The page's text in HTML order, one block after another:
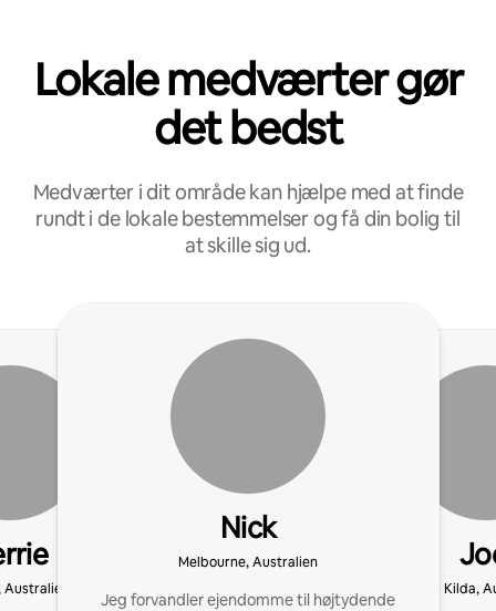
Lokale medværter gør
det bedst
Medværter i dit område kan hjælpe med at finde
rundt i de lokale bestemmelser og få din bolig til
at skille sig ud.
Nick
Melbourne, Australien
Jeg forvandler ejendomme til højtydende
St. Kilda,